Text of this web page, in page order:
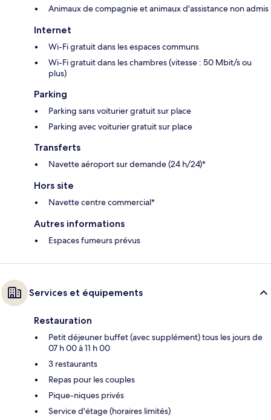
Animaux de compagnie et animaux d'assistance non admis
Internet
Wi-Fi gratuit dans les espaces communs
Wi-Fi gratuit dans les chambres (vitesse : 50 Mbit/s ou
plus)
Parking
Parking sans voiturier gratuit sur place
Parking avec voiturier gratuit sur place
Transferts
Navette aéroport sur demande (24 h/24)*
Hors site
Navette centre commercial*
Autres informations
Espaces fumeurs prévus
Services et équipements
Restauration
Petit déjeuner buffet (avec supplément) tous les jours de
07 h 00 à 11 h 00
3 restaurants
Repas pour les couples
Pique-niques privés
Service d'étage (horaires limités)